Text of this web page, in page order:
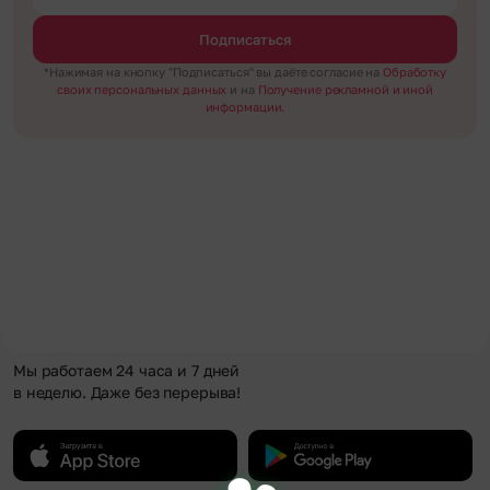
Подписаться
*Нажимая на кнопку "Подписаться" вы даёте согласие на Обработку
своих персональных данных и на Получение рекламной и иной
информации.
Мы работаем 24 часа и 7 дней
в неделю. Даже без перерыва!